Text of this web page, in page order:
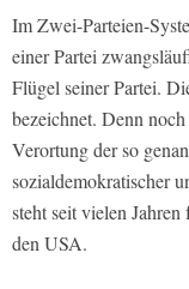
Im Zwei-Parteien-
einer Partei
Flügel seiner Partei.
bezeichnet. Denn
Verortung der so
sozialdemokratischer
steht seit vielen
den USA.